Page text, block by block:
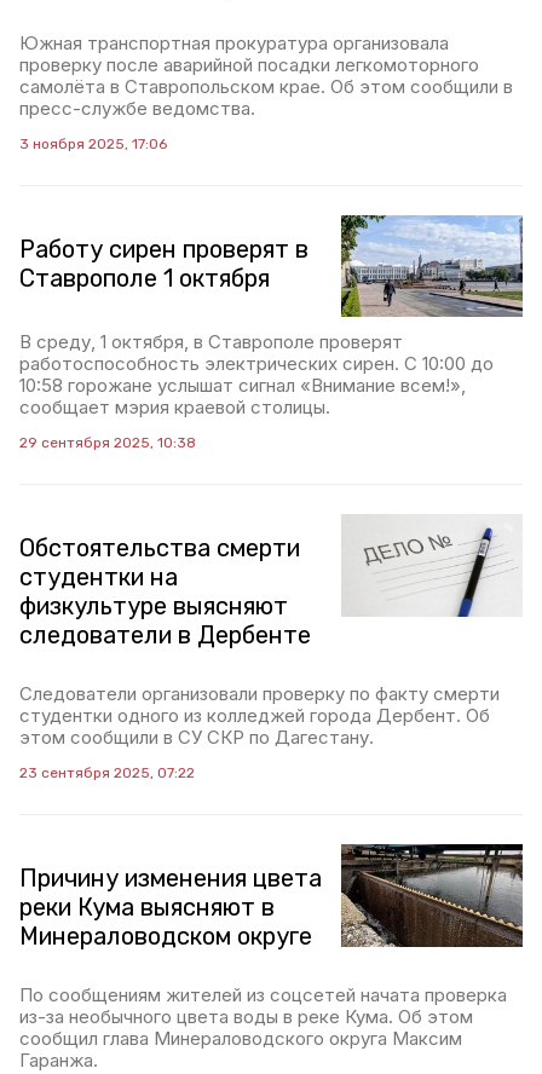
Южная транспортная прокуратура организовала
проверку после аварийной посадки легкомоторного
самолёта в Ставропольском крае. Об этом сообщили в
пресс-службе ведомства.
3 ноября 2025, 17:06
Работу сирен проверят в
Ставрополе 1 октября
В среду, 1 октября, в Ставрополе проверят
работоспособность электрических сирен. С 10:00 до
10:58 горожане услышат сигнал «Внимание всем!»,
сообщает мэрия краевой столицы.
29 сентября 2025, 10:38
Обстоятельства смерти
студентки на
физкультуре выясняют
следователи в Дербенте
Следователи организовали проверку по факту смерти
студентки одного из колледжей города Дербент. Об
этом сообщили в СУ СКР по Дагестану.
23 сентября 2025, 07:22
Причину изменения цвета
реки Кума выясняют в
Минераловодском округе
По сообщениям жителей из соцсетей начата проверка
из-за необычного цвета воды в реке Кума. Об этом
сообщил глава Минераловодского округа Максим
Гаранжа.